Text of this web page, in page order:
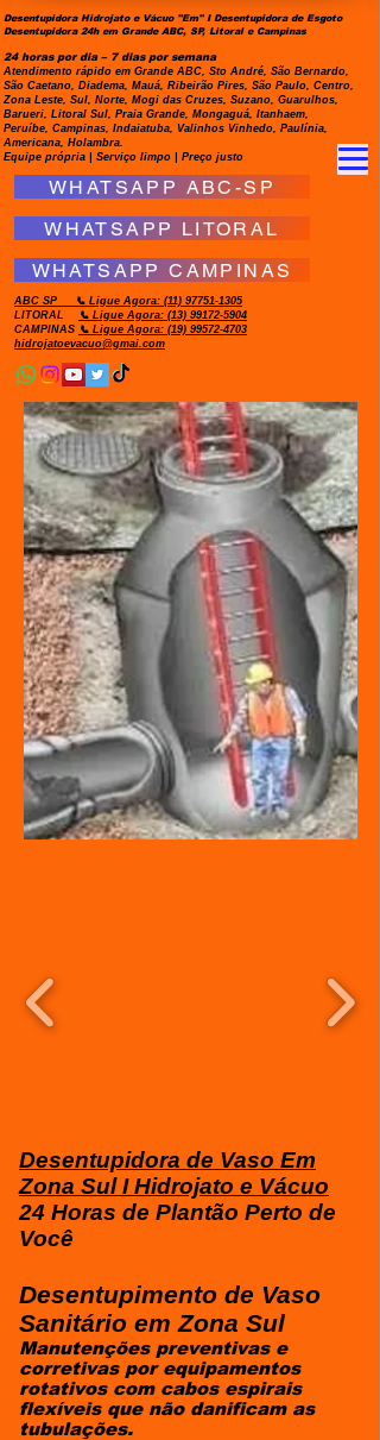
Desentupidora Hidrojato e Vácuo "Em" I Desentupidora de Esgoto
Desentupidora 24h em Grande ABC, SP, Litoral e Campinas
24 horas por dia – 7 dias por semana
Atendimento rápido em Grande ABC, Sto André, São Bernardo,
São Caetano, Diadema, Mauá, Ribeirão Pires, São Paulo, Centro,
Zona Leste, Sul, Norte, Mogi das Cruzes, Suzano, Guarulhos,
Barueri, Litoral Sul, Praia Grande, Mongaguá, Itanhaem,
Peruíbe, Campinas, Indaiatuba, Valinhos Vinhedo, Paulínia,
Americana, Holambra.
Equipe própria | Serviço limpo | Preço justo
WHATSAPP ABC-SP
WHATSAPP LITORAL
WHATSAPP CAMPINAS
ABC SP 📞 Ligue Agora: (11) 97751-1305
LITORAL
📞 Ligue Agora: (13) 99172-5904
CAMPINAS 📞 Ligue Agora: (19) 99572-4703
hidrojatoevacuo@gmai.com
Desentupidora de Vaso Em
Zona Sul I Hidrojato e Vácuo
24 Horas de Plantão Perto de
Você
Desentupimento de Vaso
Sanitário em Zona Sul
Manutenções preventivas e
corretivas por equipamentos
rotativos com cabos espirais
flexíveis que não danificam as
tubulações.